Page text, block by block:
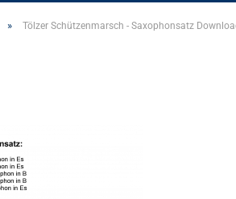
» Tölzer Schützenmarsch - Saxophonsatz